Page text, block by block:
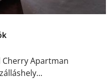
Apartman